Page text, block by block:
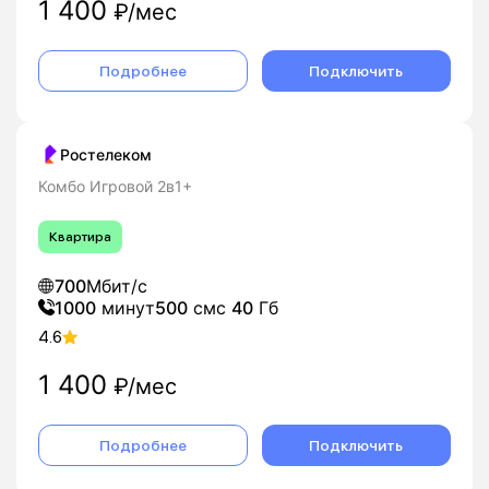
1 400 ₽/мес
Подробнее Подключить
Ростелеком
Комбо Игровой 2в1+
Квартира
700Мбит/с
1000 минут500 смс 40 Гб
4.6
1 400 ₽/мес
Подробнее Подключить